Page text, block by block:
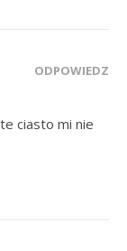
ODPOWIEDZ
ciasto mi nie